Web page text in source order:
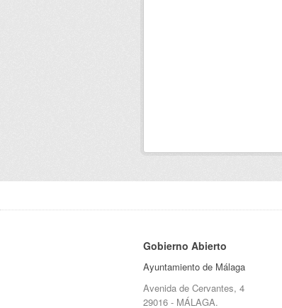
Gobierno Abierto
Ayuntamiento de Málaga
Avenida de Cervantes, 4
29016 - MÁLAGA.